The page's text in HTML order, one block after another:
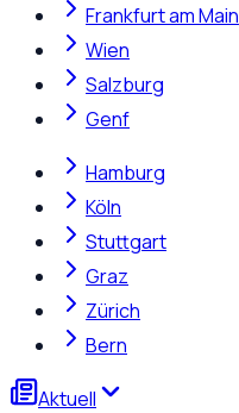
Frankfurt am Main
Wien
Salzburg
Genf
Hamburg
Köln
Stuttgart
Graz
Zürich
Bern
Aktuell